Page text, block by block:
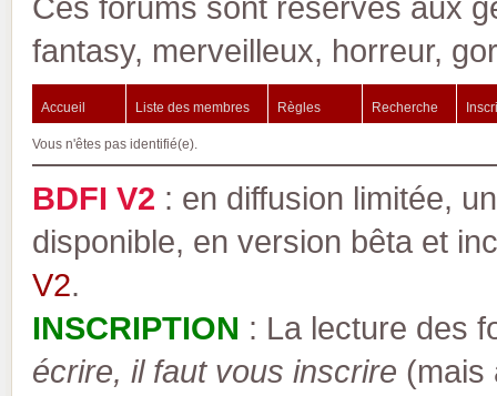
Ces forums sont réservés aux
fantasy, merveilleux, horreur,
Accueil Liste des membres Règles Recherche
Vous n'êtes pas identifié(e).
BDFI V2 : en diffusion limitée,
disponible, en version bêta et
V2.
INSCRIPTION : La lecture des
écrire, il faut vous inscrire (mais